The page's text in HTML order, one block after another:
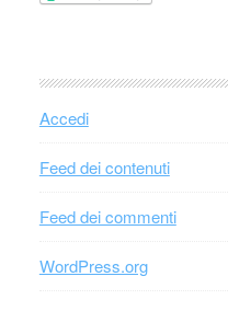
Accedi
Feed dei contenuti
Feed dei commenti
WordPress.org